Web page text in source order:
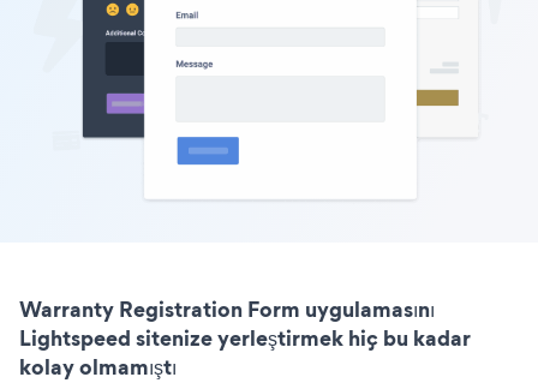
Warranty Registration Form uygulamasını
Lightspeed sitenize yerleştirmek hiç bu kadar
kolay olmamıştı